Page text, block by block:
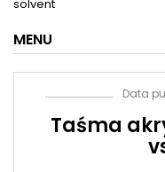
solvent
MENU
Data
Taśma